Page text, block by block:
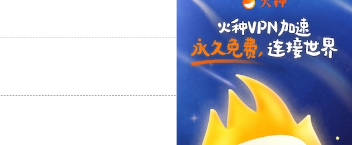
支持[0] 反对
支持
反对 [0]